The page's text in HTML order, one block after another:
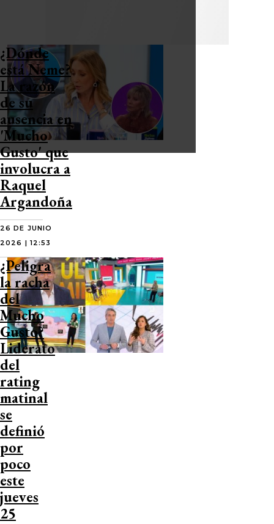
¿Dónde
está Neme?
La razón
de su
ausencia en
'Mucho
Gusto' que
involucra a
Raquel
Argandoña
26 DE JUNIO
2026 | 12:53
¿Peligra
la racha
del
Mucho
Gusto?
Liderato
del
rating
matinal
se
definió
por
poco
este
jueves
25